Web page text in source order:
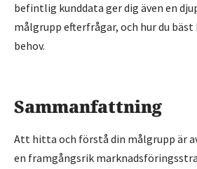
befintlig kunddata ger dig även en
målgrupp efterfrågar, och hur du bäst
behov.
Sammanfattning
Att hitta och förstå din målgrupp är
en framgångsrik